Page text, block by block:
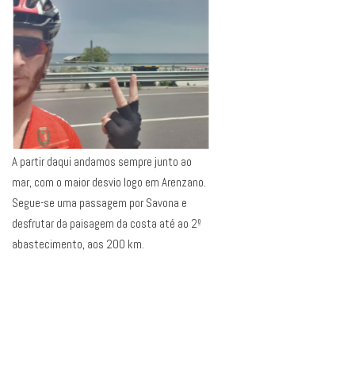
A partir daqui andamos sempre junto ao
mar, com o maior desvio logo em Arenzano.
Segue-se uma passagem por Savona e
desfrutar da paisagem da costa até ao 2º
abastecimento, aos 200 km.